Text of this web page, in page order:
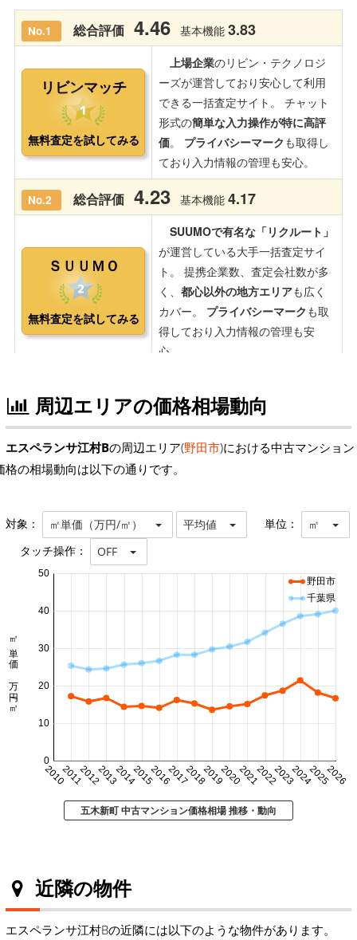
周辺エリアの価格相場動向
エスペランサ江村Bの周辺エリア(野田市)における中古マンション
格の相場動向は以下の通りです。
対象： ㎡単価（万円/㎡） 平均値 単位： ㎡
タッチ操作： OFF
20102011201220132014201520162017201820192020202120222023202420252026
0
10
20
30
40
50
㎡単価 万円/㎡
野田市
千葉県
五木新町 中古マンション価格相場 推移・動向
近隣の物件
エスペランサ江村Bの近隣には以下のような物件があります。